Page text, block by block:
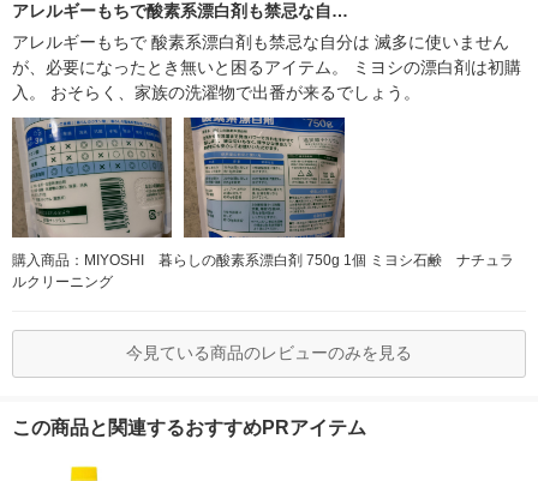
アレルギーもちで酸素系漂白剤も禁忌な自…
アレルギーもちで 酸素系漂白剤も禁忌な自分は 滅多に使いません
が、必要になったとき無いと困るアイテム。 ミヨシの漂白剤は初購
入。 おそらく、家族の洗濯物で出番が来るでしょう。
購入商品：MIYOSHI 暮らしの酸素系漂白剤 750g 1個 ミヨシ石鹸 ナチュラ
ルクリーニング
今見ている商品のレビューのみを見る
この商品と関連するおすすめPRアイテム